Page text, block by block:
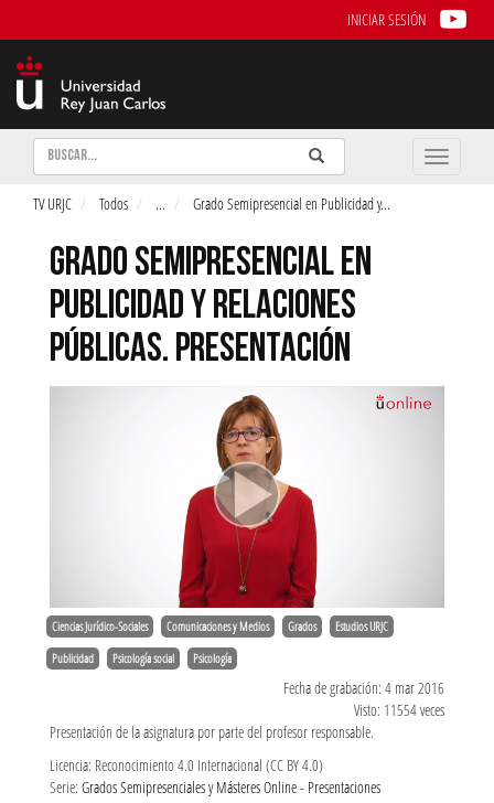
INICIAR SESIÓN
Buscar Enviar
Buscar
Toggle
TV URJC Todos ... Grado Semipresencial en Publicidad y...
GRADO SEMIPRESENCIAL EN
PUBLICIDAD Y RELACIONES
PÚBLICAS. PRESENTACIÓN
Ciencias Jurídico-Sociales Comunicaciones y Medios Grados Estudios URJC
Publicidad Psicología social Psicología
Fecha de grabación: 4 mar 2016
Visto: 11554 veces
Presentación de la asignatura por parte del profesor responsable.
Licencia: Reconocimiento 4.0 Internacional (CC BY 4.0)
Serie: Grados Semipresenciales y Másteres Online - Presentaciones